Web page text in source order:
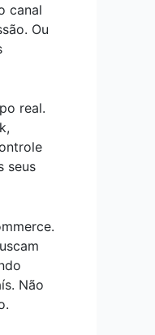
canal
Ou
real.
seus
Não